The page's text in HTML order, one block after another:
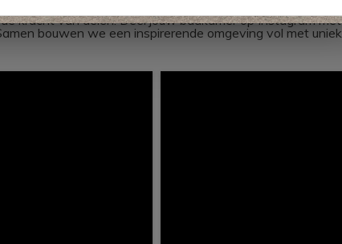
kracht van delen. Deel jouw badkamer op Instagram
bouwen we een inspirerende omgeving vol met